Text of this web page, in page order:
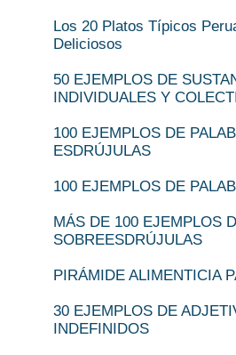
Los 20 Platos Típicos
Deliciosos
50 EJEMPLOS DE
INDIVIDUALES Y
100 EJEMPLOS DE
ESDRÚJULAS
100 EJEMPLOS DE
MÁS DE 100 EJEMPLOS
SOBREESDRÚJULAS
PIRÁMIDE ALIMENTICIA
30 EJEMPLOS DE
INDEFINIDOS